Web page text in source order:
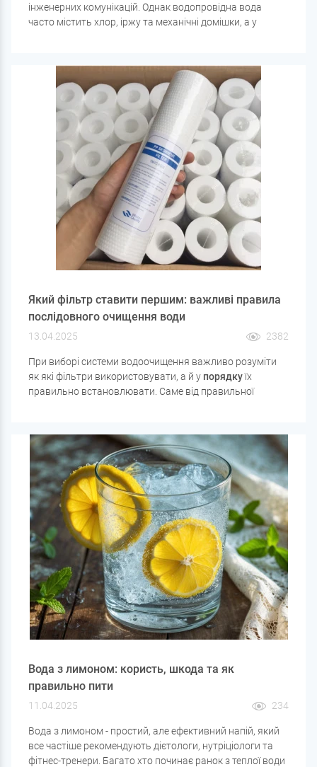
інженерних комунікацій. Однак водопровідна вода
часто містить хлор, іржу та механічні домішки, а у
вирішення цих проблем варто купити фільтр для води,
який підходить для конкретного типу забруднень.
Який фільтр ставити першим: важливі правила
послідовного очищення води
13.04.2025 2382
При виборі системи водоочищення важливо розуміти
як які фільтри використовувати, а й у порядкуїх
правильно встановлювати. Саме від правильної
обладнання від пошкоджень.
Вода з лимоном: користь, шкода та як
правильно пити
11.04.2025 234
Вода з лимоном - простий, але ефективний напій, який
все частіше рекомендують дієтологи, нутріціологи та
фітнес-тренери. Багато хто починає ранок з теплої води